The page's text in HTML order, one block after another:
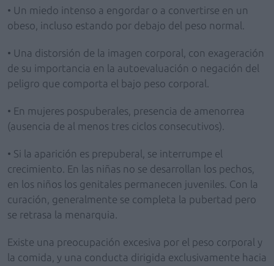
• Un miedo intenso a engordar o a convertirse en un
obeso, incluso estando por debajo del peso normal.
• Una distorsión de la imagen corporal, con exageración
de su importancia en la autoevaluación o negación del
peligro que comporta el bajo peso corporal.
• En mujeres pospuberales, presencia de amenorrea
(ausencia de al menos tres ciclos consecutivos).
• Si la aparición es prepuberal, se interrumpe el
crecimiento. En las niñas no se desarrollan los pechos,
en los niños los genitales permanecen juveniles. Con la
curación, generalmente se completa la pubertad pero
se retrasa la menarquia.
Existe una preocupación excesiva por el peso corporal y
la comida, y una conducta dirigida exclusivamente hacia